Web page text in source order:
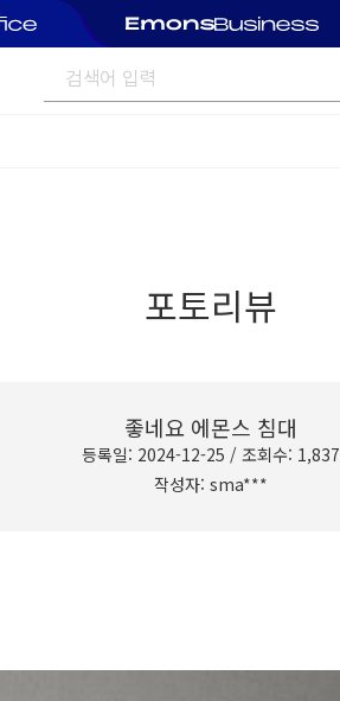
포토리뷰
좋네요 에몬스 침대
등록일: 2024-12-25 / 조회수: 1,837
작성자: sma***